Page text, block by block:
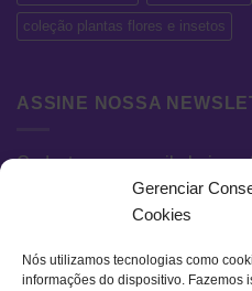
Gerenciar
Cookies
Nós utilizamos tecnologias como
informações do dispositivo. Fazemos
coleção plantas flores e insetos
ASSINE NOSSA
Cadastre seu e-mail abaixo
novidades e promoções